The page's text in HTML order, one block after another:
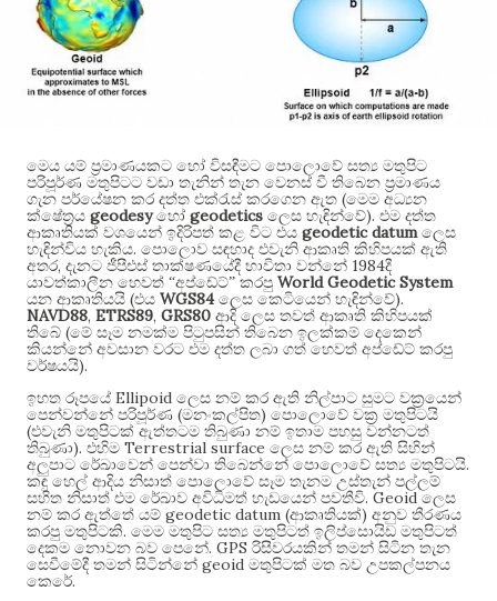
මෙය යම් ප්‍රමාණයකට හෝ විසඳීමට පොලොවේ සත්‍ය මතුපිට
පරිපූර්ණ මතුපිටට වඩා තැනින් තැන වෙනස් වී තිබෙන ප්‍රමාණය
ගැන පර්යේෂන කර දත්ත එක්රැස් කරගෙන ඇත (මෙම අධ්‍යන
ක්ෂේත්‍රය geodesy හෝ geodetics ලෙස හැඳින්වේ). එම දත්ත
ආකෘතියක් වශයෙන් ඉදිරිපත් කළ විට එය geodetic datum ලෙස
හැඳින්විය හැකිය. පොලොව සඳහාද එවැනි ආකෘති කිහිපයක් ඇති
අතර, දැනට ජීපීඑස් තාක්ෂණයේදී භාවිතා වන්නේ 1984දී
යාවත්කාලීන හෙවත් “අප්ඩේට්” කරපු World Geodetic System
යන ආකෘතියයි (එය WGS84 ලෙස කෙටියෙන් හැඳින්වේ).
NAVD88, ETRS89, GRS80 ආදි ලෙස තවත් ආකෘති කිහිපයක්
තිබේ (මේ සෑම නමක්ම පිටුපසින් තිබෙන ඉලක්කම් දෙකෙන්
කියන්නේ අවසාන වරට එම දත්ත ලබා ගත් හෙවත් අප්ඩේට් කරපු
වර්ෂයයි).
ඉහත රූපයේ Ellipoid ලෙස නම් කර ඇති නිල්පාට සුමට වක්‍රයෙන්
පෙන්වන්නේ පරිපූර්ණ (මනංකල්පිත) පොලොවේ වක්‍ර මතුපිටයි
(එවැනි මතුපිටක් ඇත්තටම තිබුණා නම් ඉතාම පහසු වන්නටත්
තිබුණා). එහිම Terrestrial surface ලෙස නම් කර ඇති සිහින්
අලුපාට රේඛාවෙන් පෙන්වා තිබෙන්නේ පොලොවේ සත්‍ය මතුපිටයි.
කඳු හෙල් ආදිය නිසාත් පොලොවේ සෑම තැනම උස්තැන් පල්ලම්
සහිත නිසාත් එම රේඛාව අවිධිමත් හැඩයෙන් පවතීවි. Geoidලෙස
නම් කර ඇත්තේ යම් geodetic datum (ආකෘතියක්) අනුව තීරණය
කරපු මතුපිටකි. මෙම මතුපිට සත්‍ය මතුපිටත් ඉලිප්සොයිඩ මතුපිටත්
දෙකම නොවන බව පෙනේ. GPS රිසීවරයකින් තමන් සිටින තැන
සෙවීමේදී තමන් සිටින්නේ geoid මතුපිටක් මත බව උපකල්පනය
කෙරේ.